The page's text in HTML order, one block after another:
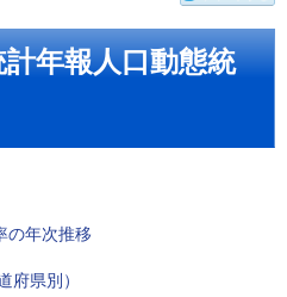
年報人口動態統
年次推移
県別）